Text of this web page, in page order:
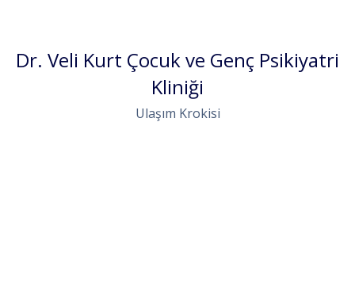
Dr. Veli Kurt Çocuk ve Genç Psikiyatri
Kliniği
Ulaşım Krokisi